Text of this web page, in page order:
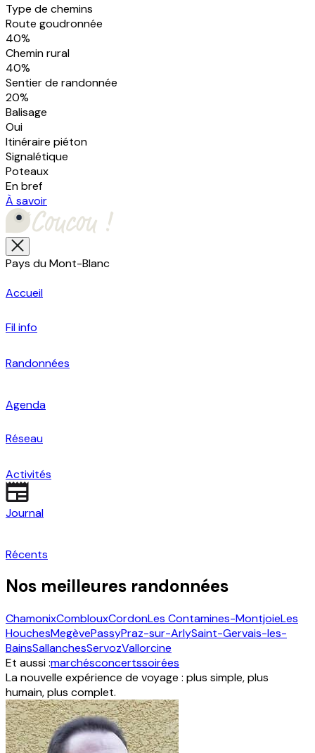
Type de chemins
Route goudronnée
40%
Chemin rural
40%
Sentier de randonnée
20%
Balisage
Oui
Itinéraire piéton
Signalétique
Poteaux
En bref
À savoir
Pays du Mont-Blanc
Accueil
Fil info
Randonnées
Agenda
Réseau
Activités
Journal
Récents
Nos meilleures randonnées
ChamonixComblouxCordonLes Contamines-MontjoieLes
HouchesMegèvePassyPraz-sur-ArlySaint-Gervais-les-
BainsSallanchesServozVallorcine
Et aussi :marchésconcertssoirées
La nouvelle expérience de voyage : plus simple, plus
humain, plus complet.